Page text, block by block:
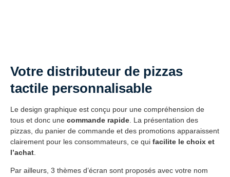
Votre distributeur de pizzas
tactile personnalisable
Le design graphique est conçu pour une compréhension de
tous et donc une commande rapide. La présentation des
pizzas, du panier de commande et des promotions apparaissent
clairement pour les consommateurs, ce qui facilite le choix et
l’achat.
Par ailleurs, 3 thèmes d’écran sont proposés avec votre nom